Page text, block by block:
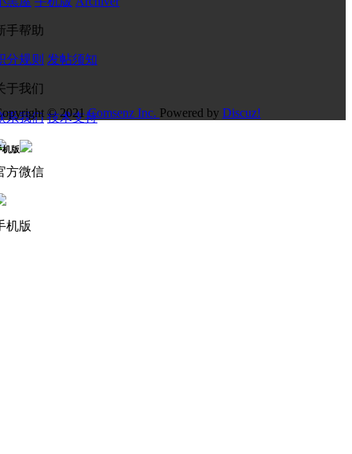
手帮助
分规则 发帖须知
于我们
系我们 技术支持
方微信
机版
© 2021Comsenz Inc. Powered by Discuz!
机版